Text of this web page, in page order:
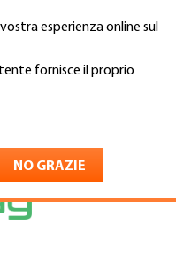
esperienza online sul
fornisce il proprio
NO GRAZIE